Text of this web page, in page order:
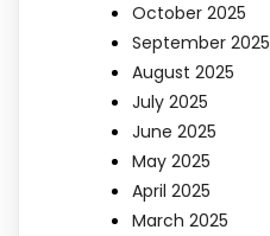
October 2025
September 2025
August 2025
July 2025
June 2025
May 2025
April 2025
March 2025